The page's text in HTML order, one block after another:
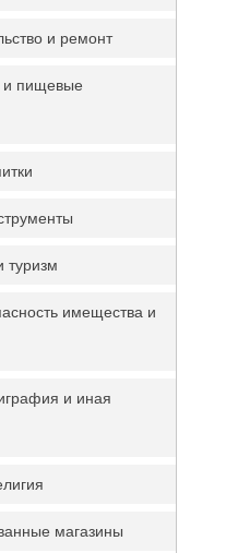
и ремонт
и пищевые
туризм
имещества и
и иная
магазины